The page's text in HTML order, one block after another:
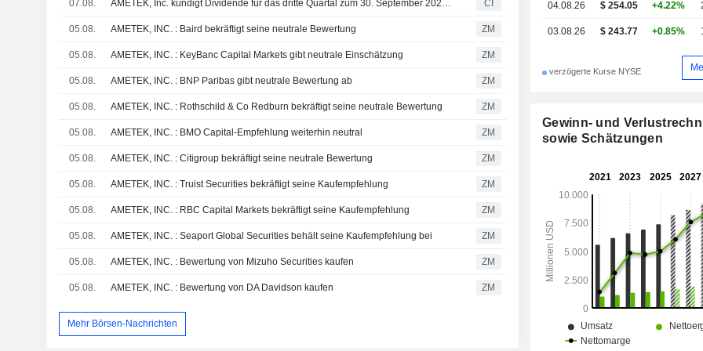
07.08. AMETEK, Inc. kündigt Dividende für das dritte Quartal zum 30. September 2026 an, zahlbar am 30. September 2026 CI
05.08. AMETEK, INC. : Baird bekräftigt seine neutrale Bewertung ZM
05.08. AMETEK, INC. : KeyBanc Capital Markets gibt neutrale Einschätzung ZM
05.08. AMETEK, INC. : BNP Paribas gibt neutrale Bewertung ab ZM
05.08. AMETEK, INC. : Rothschild & Co Redburn bekräftigt seine neutrale Bewertung ZM
05.08. AMETEK, INC. : BMO Capital-Empfehlung weiterhin neutral ZM
05.08. AMETEK, INC. : Citigroup bekräftigt seine neutrale Bewertung ZM
05.08. AMETEK, INC. : Truist Securities bekräftigt seine Kaufempfehlung ZM
05.08. AMETEK, INC. : RBC Capital Markets bekräftigt seine Kaufempfehlung ZM
05.08. AMETEK, INC. : Seaport Global Securities behält seine Kaufempfehlung bei ZM
05.08. AMETEK, INC. : Bewertung von Mizuho Securities kaufen ZM
05.08. AMETEK, INC. : Bewertung von DA Davidson kaufen ZM
Mehr Börsen-Nachrichten
%), Asien (20,6 %), Vereinigtes
04.08.26 $ 254.05 +4.22%
03.08.26 $ 243.77 +0.85%
verzögerte Kurse NYSE
Gewinn- und
sowie Schätzungen